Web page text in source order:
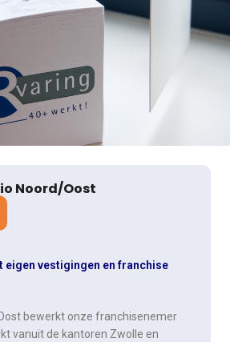
Noord/Oost
eigen vestigingen en franchise
bewerkt onze franchisenemer
vanuit de kantoren Zwolle en